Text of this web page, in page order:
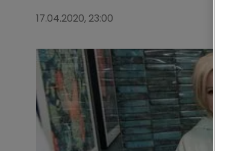
17.04.2020, 23:00